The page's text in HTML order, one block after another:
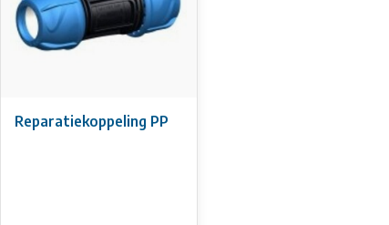
Reparatiekoppeling PP